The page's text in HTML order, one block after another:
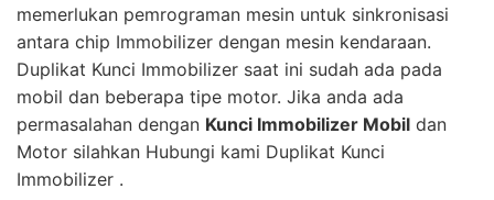
memerlukan pemrograman mesin untuk sinkronisasi
antara chip Immobilizer dengan mesin kendaraan.
Duplikat Kunci Immobilizer saat ini sudah ada pada
mobil dan beberapa tipe motor. Jika anda ada
permasalahan dengan Kunci Immobilizer Mobil dan
Motor silahkan Hubungi kami Duplikat Kunci
Immobilizer .